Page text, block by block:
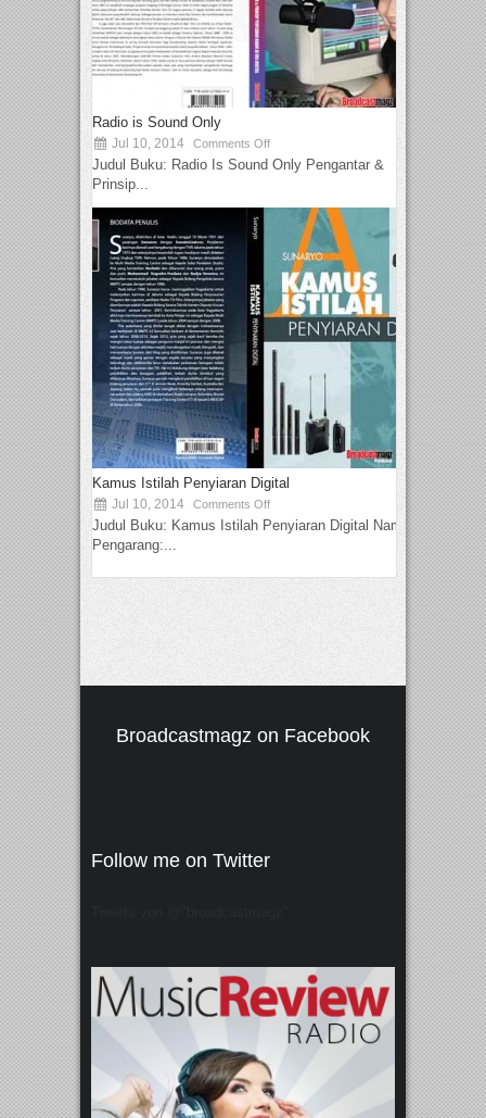
Radio is Sound Only
Jul 10, 2014 Comments Off
Judul Buku: Radio Is Sound Only Pengantar &
Prinsip...
Kamus Istilah Penyiaran Digital
Jul 10, 2014 Comments Off
Judul Buku: Kamus Istilah Penyiaran Digital Nama
Pengarang:...
Broadcastmagz on Facebook
Follow me on Twitter